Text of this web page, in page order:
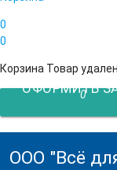
0
0
Корзина Товар удален.
0
ОФОРМИТЬ
ООО "Всё